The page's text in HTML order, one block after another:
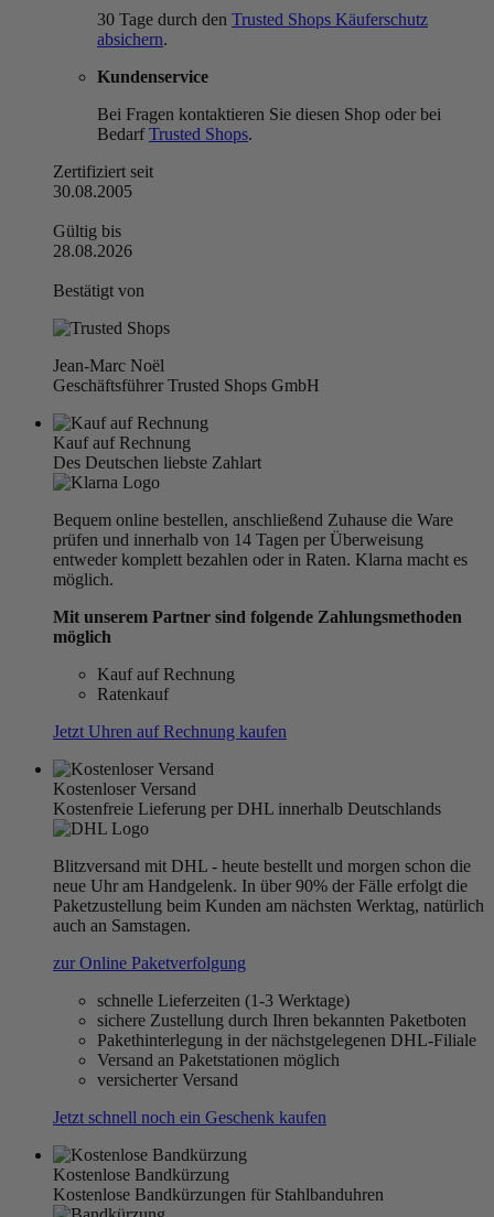
30 Tage durch den Trusted Shops Käuferschutz
absichern.
Kundenservice
Bei Fragen kontaktieren Sie diesen Shop oder bei
BedarfTrusted Shops.
Zertifiziert seit
30.08.2005
Gültig bis
28.08.2026
Bestätigt von
Jean-Marc Noël
Geschäftsführer Trusted Shops GmbH
Kauf auf Rechnung
Des Deutschen liebste Zahlart
Bequem online bestellen, anschließend Zuhause die Ware
prüfen und innerhalb von 14 Tagen per Überweisung
entweder komplett bezahlen oder in Raten. Klarna macht es
möglich.
Mit unserem Partner sind folgende Zahlungsmethoden
möglich
Kauf auf Rechnung
Ratenkauf
Jetzt Uhren auf Rechnung kaufen
Kostenloser Versand
Kostenfreie Lieferung per DHL innerhalb Deutschlands
Blitzversand mit DHL - heute bestellt und morgen schon die
neue Uhr am Handgelenk. In über 90% der Fälle erfolgt die
Paketzustellung beim Kunden am nächsten Werktag, natürlich
auch an Samstagen.
zur Online Paketverfolgung
schnelle Lieferzeiten (1-3 Werktage)
sichere Zustellung durch Ihren bekannten Paketboten
Pakethinterlegung in der nächstgelegenen DHL-Filiale
Versand an Paketstationen möglich
versicherter Versand
Jetzt schnell noch ein Geschenk kaufen
Kostenlose Bandkürzung
Kostenlose Bandkürzungen für Stahlbanduhren